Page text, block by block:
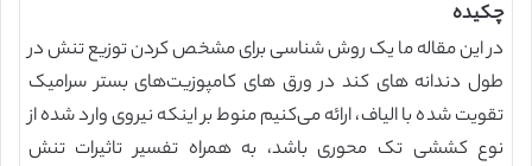
چکیده
در این مقاله ما یک روش شناسی برای مشخص کردن توزیع تنش در
طول دندانه های کند در ورق های کامپوزیت‌های بستر سرامیک
تقویت شده با الیاف، ارائه می‌کنیم منوط بر اینکه نیروی وارد شده از
نوع کششی تک محوری باشد، به همراه تفسیر تاثیرات تنش